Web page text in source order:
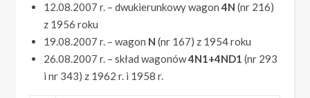
12.08.2007 r. – dwukierunkowy wagon4N (nr 216)
z 1956 roku
19.08.2007 r. – wagon N (nr 167) z 1954 roku
26.08.2007 r. – skład wagonów4N1+4ND1 (nr 293
i nr 343) z 1962 r. i 1958 r.